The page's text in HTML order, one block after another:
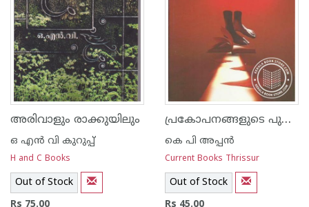
അരിവാളും രാക്കുയിലും
ഒ എന്‍ വി കുറുപ്പ്‌
H and C Books
Out of Stock
Rs 75.00
പ്രകോപനങ്ങളുടെ പുസ്തകം
കെ പി അപ്പന്‍
Current Books Thrissur
Out of Stock
Rs 45.00